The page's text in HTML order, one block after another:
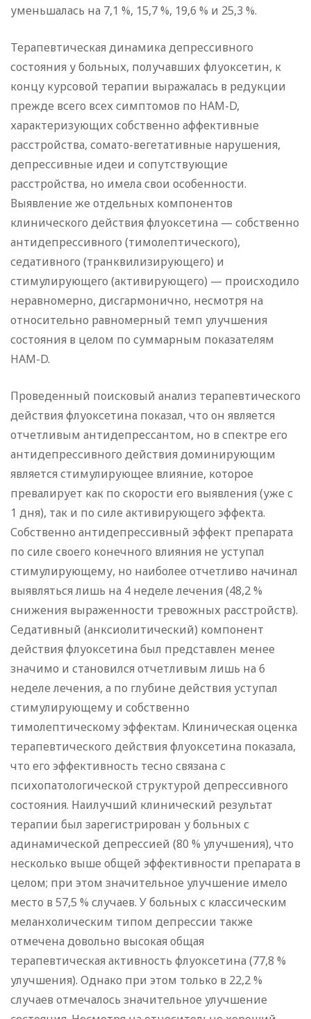
уменьшалась на 7,1 %, 15,7 %, 19,6 % и 25,3 %.
Терапевтическая динамика депрессивного
состояния у больных, получавших флуоксетин, к
концу курсовой терапии выражалась в редукции
прежде всего всех симптомов по HAM-D,
характеризующих собственно аффективные
расстройства, сомато-вегетативные нарушения,
депрессивные идеи и сопутствующие
расстройства, но имела свои особенности.
Выявление же отдельных компонентов
клинического действия флуоксетина — собственно
антидепрессивного (тимолептического),
седативного (транквилизирующего) и
стимулирующего (активирующего) — происходило
неравномерно, дисгармонично, несмотря на
относительно равномерный темп улучшения
состояния в целом по суммарным показателям
HAM-D.
Проведенный поисковый анализ терапевтического
действия флуоксетина показал, что он является
отчетливым антидепрессантом, но в спектре его
антидепрессивного действия доминирующим
является стимулирующее влияние, которое
превалирует как по скорости его выявления (уже с
1 дня), так и по силе активирующего эффекта.
Собственно антидепрессивный эффект препарата
по силе своего конечного влияния не уступал
стимулирующему, но наиболее отчетливо начинал
выявляться лишь на 4 неделе лечения (48,2 %
снижения выраженности тревожных расстройств).
Седативный (анксиолитический) компонент
действия флуоксетина был представлен менее
значимо и становился отчетливым лишь на 6
неделе лечения, а по глубине действия уступал
стимулирующему и собственно
тимолептическому эффектам. Клиническая оценка
терапевтического действия флуоксетина показала,
что его эффективность тесно связана с
психопатологической структурой депрессивного
состояния. Наилучший клинический результат
терапии был зарегистрирован у больных с
адинамической депрессией (80 % улучшения), что
несколько выше общей эффективности препарата в
целом; при этом значительное улучшение имело
место в 57,5 % случаев. У больных с классическим
меланхолическим типом депрессии также
отмечена довольно высокая общая
терапевтическая активность флуоксетина (77,8 %
улучшения). Однако при этом только в 22,2 %
случаев отмечалось значительное улучшение